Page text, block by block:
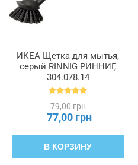
ИКЕА Щетка для мытья,
серый RINNIG РИННИГ,
304.078.14
79,00 грн
77,00 грн
В КОРЗИНУ